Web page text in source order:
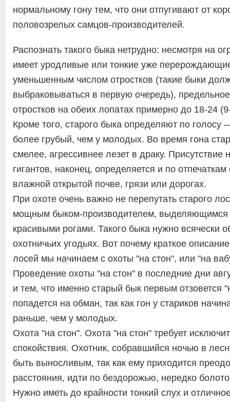
нормальному гону тем, что они отпугивают от
половозрелых самцов-производителей.
Распознать такого быка нетрудно: несмотря на
имеет уродливые или тонкие уже
уменьшенным числом отростков (такие быки
выбраковываться в первую очередь),
отростков на обеих лопатах примерно до 18-24
Кроме того, старого быка определяют по голосу
более грубый, чем у молодых. Во время гона
смелее, агрессивнее лезет в драку. Присутствие
гигантов, наконец, определяется и по
влажной открытой почве, грязи или дорогах.
При охоте очень важно не перепутать старого
мощным быком-производителем,
красивыми рогами. Такого быка нужно всячески
охотничьих угодьях. Вот почему краткое
лосей мы начинаем с охоты "на стон", или "на
Проведение охоты "на стон" в последние дни
и тем, что именно старый бык первым отзовется
попадется на обман, так как гон у стариков
раньше, чем у молодых.
Охота "на стон". Охота "на стон" требует
спокойствия. Охотник, собравшийся ночью в
быть выносливым, так как ему приходится
расстояния, идти по бездорожью, нередко
Нужно иметь до крайности тонкий слух и